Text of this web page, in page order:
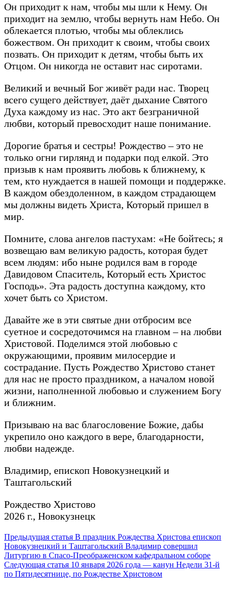
Он приходит к нам, чтобы мы шли к Нему. Он
приходит на землю, чтобы вернуть нам Небо. Он
облекается плотью, чтобы мы облеклись
божеством. Он приходит к своим, чтобы своих
позвать. Он приходит к детям, чтобы быть их
Отцом. Он никогда не оставит нас сиротами.
Великий и вечный Бог живёт ради нас. Творец
всего сущего действует, даёт дыхание Святого
Духа каждому из нас. Это акт безграничной
любви, который превосходит наше понимание.
Дорогие братья и сестры! Рождество – это не
только огни гирлянд и подарки под елкой. Это
призыв к нам проявить любовь к ближнему, к
тем, кто нуждается в нашей помощи и поддержке.
В каждом обездоленном, в каждом страдающем
мы должны видеть Христа, Который пришел в
мир.
Помните, слова ангелов пастухам: «Не бойтесь; я
возвещаю вам великую радость, которая будет
всем людям: ибо ныне родился вам в городе
Давидовом Спаситель, Который есть Христос
Господь». Эта радость доступна каждому, кто
хочет быть со Христом.
Давайте же в эти святые дни отбросим все
суетное и сосредоточимся на главном – на любви
Христовой. Поделимся этой любовью с
окружающими, проявим милосердие и
сострадание. Пусть Рождество Христово станет
для нас не просто праздником, а началом новой
жизни, наполненной любовью и служением Богу
и ближним.
Призываю на вас благословение Божие, дабы
укрепило оно каждого в вере, благодарности,
любви надежде.
Владимир, епископ Новокузнецкий и
Таштагольский
Рождество Христово
2026 г., Новокузнецк
Продолжить
чтение
Предыдущая статья В праздник Рождества Христова епископ
Новокузнецкий и Таштагольский Владимир совершил
Литургию в Спасо-Преображенском кафедральном соборе
Следующая статья 10 января 2026 года — канун Недели 31-й
по Пятидесятнице, по Рождестве Христовом